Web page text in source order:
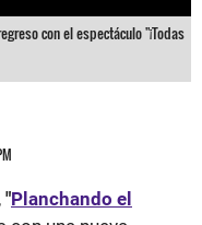
con el espectáculo "¡Todas
"Planchando el